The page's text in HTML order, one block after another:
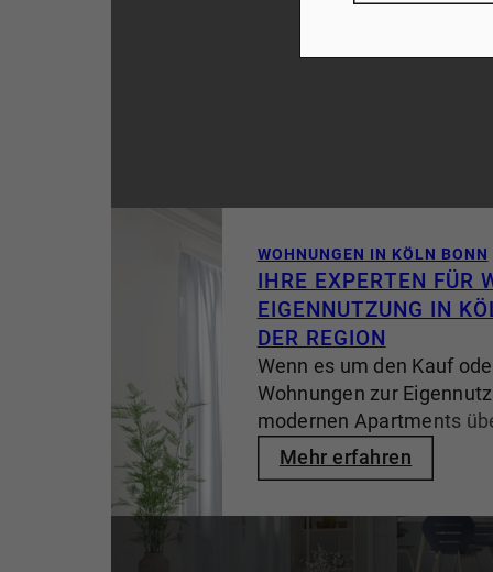
die erste Wahl für Häuser
WOHNUNGEN IN KÖLN BONN
IHRE EXPERTEN FÜR
EIGENNUTZUNG IN
DER REGION
Wenn es um den Kauf
Wohnungen zur
modernen Apartments
Familienwohnungen bis
Penthouse-Wohnungen –,
fundierte Marktkenntnis.
Immobilienmakler mit
Mehr erfahren